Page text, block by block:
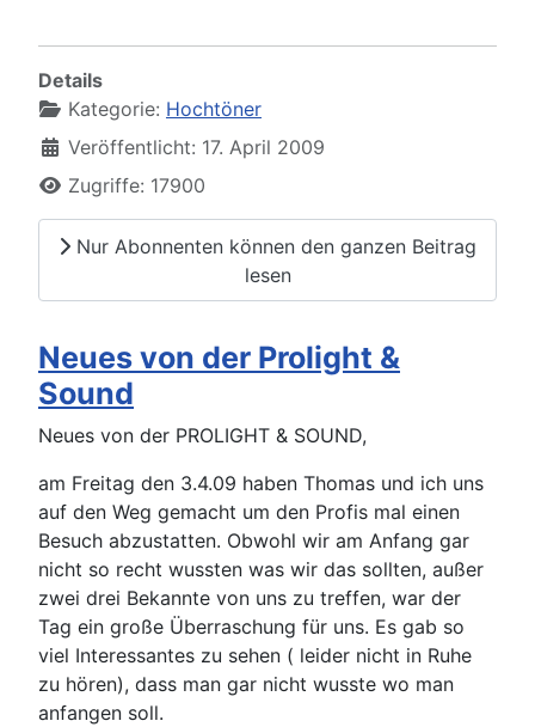
Details
Kategorie: Hochtöner
Veröffentlicht: 17. April 2009
Zugriffe: 17900
Nur Abonnenten können den ganzen Beitrag
lesen
Neues von der Prolight &
Sound
Neues von der PROLIGHT & SOUND,
am Freitag den 3.4.09 haben Thomas und ich uns
auf den Weg gemacht um den Profis mal einen
Besuch abzustatten. Obwohl wir am Anfang gar
nicht so recht wussten was wir das sollten, außer
zwei drei Bekannte von uns zu treffen, war der
Tag ein große Überraschung für uns. Es gab so
viel Interessantes zu sehen ( leider nicht in Ruhe
zu hören), dass man gar nicht wusste wo man
anfangen soll.